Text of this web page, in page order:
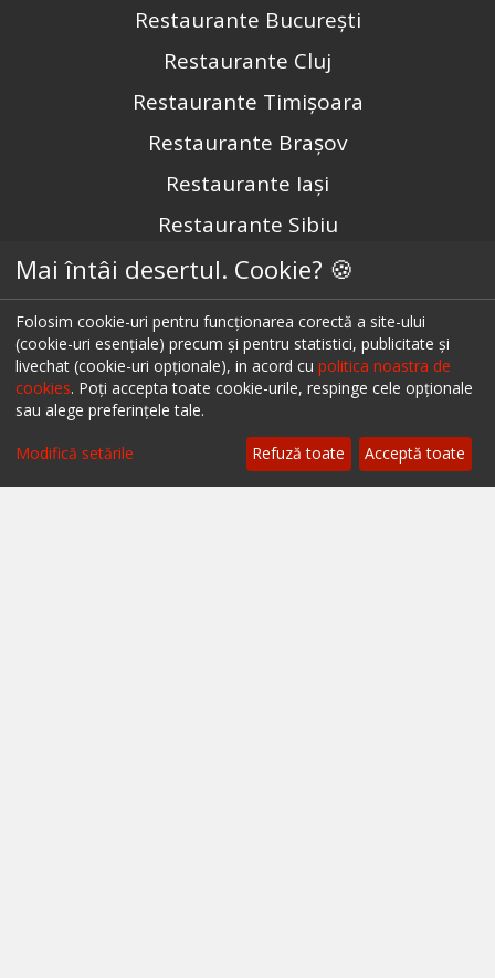
Restaurante București
Restaurante Cluj
Restaurante Timișoara
Restaurante Brașov
Restaurante Iași
Restaurante Sibiu
Restaurante Valea Prahovei
Restaurante Litoral
Restaurante Bacău
Restaurante Suceava
Restaurante Galati
Mai întâi desertul. Cookie? 🍪
Folosim cookie-uri pentru funcționarea corectă a site-ului
(cookie-uri esențiale) precum și pentru statistici, publicitate și
livechat (cookie-uri opționale), in acord cu politica noastra de
cookies. Poți accepta toate cookie-urile, respinge cele opționale
sau alege preferințele tale.
Modifică setările Refuză toate Acceptă toate